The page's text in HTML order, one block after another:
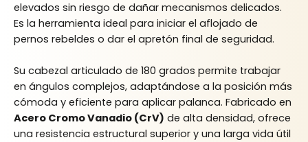
elevados sin riesgo de dañar mecanismos delicados.
Es la herramienta ideal para iniciar el aflojado de
pernos rebeldes o dar el apretón final de seguridad.
Su cabezal articulado de 180 grados permite trabajar
en ángulos complejos, adaptándose a la posición más
cómoda y eficiente para aplicar palanca. Fabricado en
Acero Cromo Vanadio (CrV) de alta densidad, ofrece
una resistencia estructural superior y una larga vida útil